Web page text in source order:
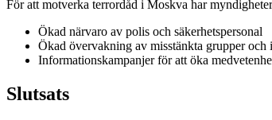
För att motverka terrordåd i Moskva har
Ökad närvaro av polis och säkerhetspersonal
Ökad övervakning av misstänkta grupper och
Informationskampanjer för att öka
Slutsats